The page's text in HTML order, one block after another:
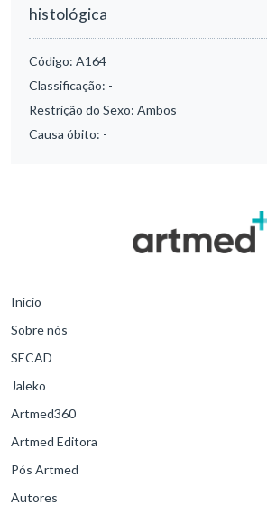
histológica
Código: A164
Classificação: -
Restrição do Sexo: Ambos
Causa óbito: -
Início
Sobre nós
SECAD
Jaleko
Artmed360
Artmed Editora
Pós Artmed
Autores